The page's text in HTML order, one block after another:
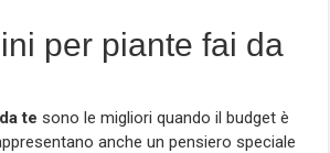
per piante fai da
te sono le migliori quando il budget è
anche un pensiero speciale